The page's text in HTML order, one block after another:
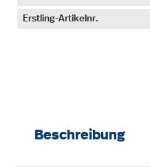
Erstling-Artikelnr.
Beschreibung